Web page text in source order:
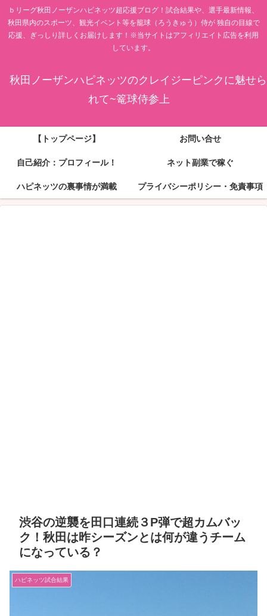
ｂリーグ秋田ノーザンハピネッツ超応援ブログ！試合結果や、選手最新情報、
秋田県内のスポーツ、観光イベント等を籠球（ろうきゅう）侍が 独自の目線で
応援、ぎっしり詳しくお届けします！※当サイトはアフィリエイト広告を利用
しています。
秋田ノーザンハピネッツのクレイジーピンクに魅せら
れて~篭球侍参上
【トップページ】 お問い合せ
自己紹介：プロフィール！ ネット副業で稼ぐ
ハピネッツの裏事情が満載 プライバシーポリシー・免責事項
渋谷の逆襲を田口連続３P弾で超カムバッ
ク！秋田は昨シーズンとは何が違うチーム
になっている？
ハピネッツ試合結果